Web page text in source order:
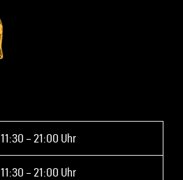
11:30 – 21:00 Uhr
11:30 – 21:00 Uhr